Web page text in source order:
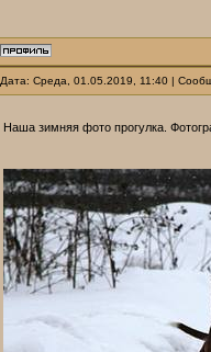
Дата: Среда, 01.05.2019, 11:40 |
Наша зимняя фото прогулка.